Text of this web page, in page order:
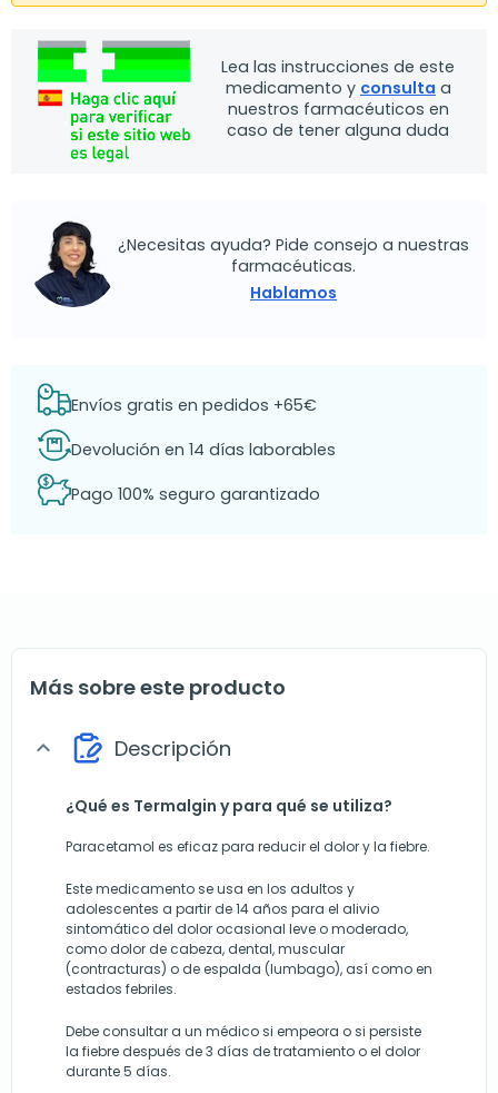
Lea las instrucciones de este
medicamento y consulta a
nuestros farmacéuticos en
caso de tener alguna duda
¿Necesitas ayuda? Pide consejo a nuestras
farmacéuticas.
Hablamos
Envíos gratis en pedidos +65€
Devolución en 14 días laborables
Pago 100% seguro garantizado
Más sobre este producto
expand_more Descripción
¿Qué es Termalgin y para qué se utiliza?
Paracetamol es eficaz para reducir el dolor y la fiebre.
Este medicamento se usa en los adultos y
adolescentes a partir de 14 años para el alivio
sintomático del dolor ocasional leve o moderado,
como dolor de cabeza, dental, muscular
(contracturas) o de espalda (lumbago), así como en
estados febriles.
Debe consultar a un médico si empeora o si persiste
la fiebre después de 3 días de tratamiento o el dolor
durante 5 días.